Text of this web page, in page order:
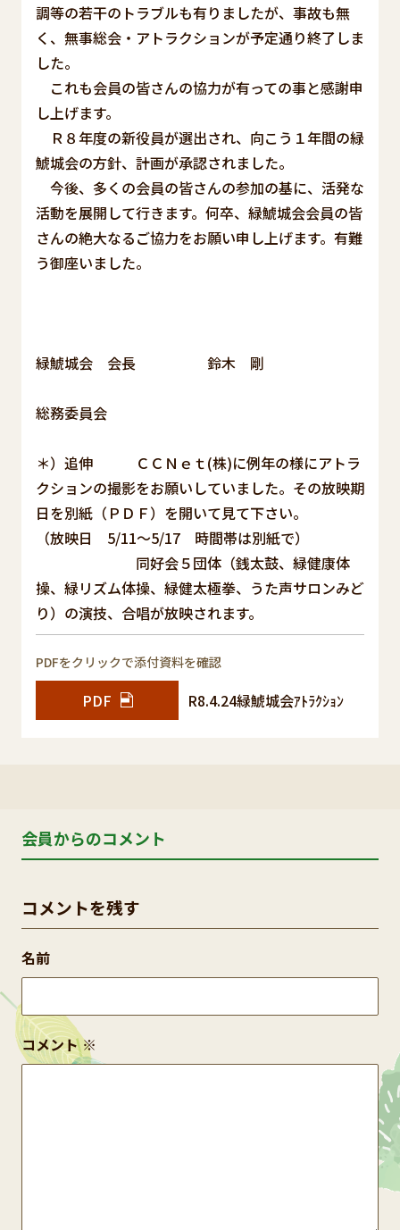
調等の若干のトラブルも有りましたが、事故も無
く、無事総会・アトラクションが予定通り終了しま
した。
これも会員の皆さんの協力が有っての事と感謝申
し上げます。
Ｒ８年度の新役員が選出され、向こう１年間の緑
鯱城会の方針、計画が承認されました。
今後、多くの会員の皆さんの参加の基に、活発な
活動を展開して行きます。何卒、緑鯱城会会員の皆
さんの絶大なるご協力をお願い申し上げます。有難
う御座いました。
緑鯱城会 会長 鈴木 剛
総務委員会
＊）追伸 ＣＣＮｅｔ(株)に例年の様にアトラ
クションの撮影をお願いしていました。その放映期
日を別紙（ＰＤＦ）を開いて見て下さい。
（放映日 5/11～5/17 時間帯は別紙で）
同好会５団体（銭太鼓、緑健康体
操、緑リズム体操、緑健太極拳、うた声サロンみど
り）の演技、合唱が放映されます。
PDFをクリックで添付資料を確認
PDF R8.4.24緑鯱城会ｱﾄﾗｸｼｮﾝ
会員からのコメント
コメントを残す
コメント※
名前